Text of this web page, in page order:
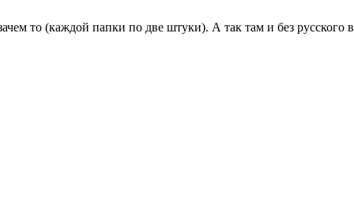
то (каждой папки по две штуки). А так там и без русского